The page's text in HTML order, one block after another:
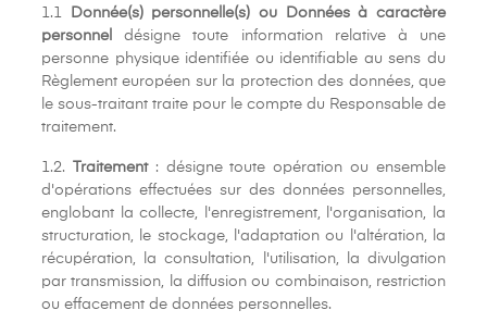
1.1
Donnée(s) personnelle(s) ou Données à caractère
personneldésigne toute information relative à une
personne physique identifiée ou identifiable au sens du
Règlement européen sur la protection des données, que
le sous-traitant traite pour le compte du Responsable de
traitement.
1.2. Traitement: désigne toute opération ou ensemble
d'opérations effectuées sur des données personnelles,
englobant la collecte, l'enregistrement, l'organisation, la
structuration, le stockage, l'adaptation ou l'altération, la
récupération, la consultation, l'utilisation, la divulgation
par transmission, la diffusion ou combinaison, restriction
ou effacement de données personnelles.